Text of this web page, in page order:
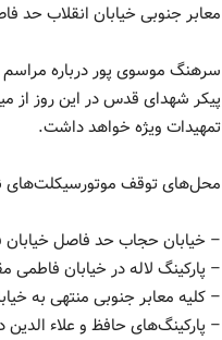
معابر جنوبی خیابان انقلاب حد
سرهنگ موسوی پور درباره
پیکر شهدای قدس در این روز از
تمهیدات ویژه خواهد داشت.
محل‌های توقف موتورسیکلت‌های
– خیابان حجاب حد فاصل خیابان
– پارکینگ لاله در خیابان فاطمی
– کلیه معابر جنوبی منتهی به
– پارکینگ‌های حافظ و علاء